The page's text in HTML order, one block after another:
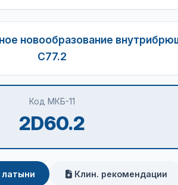
новообразование
C77.2
Код МКБ-11
2D60.2
Клин. рекомендации